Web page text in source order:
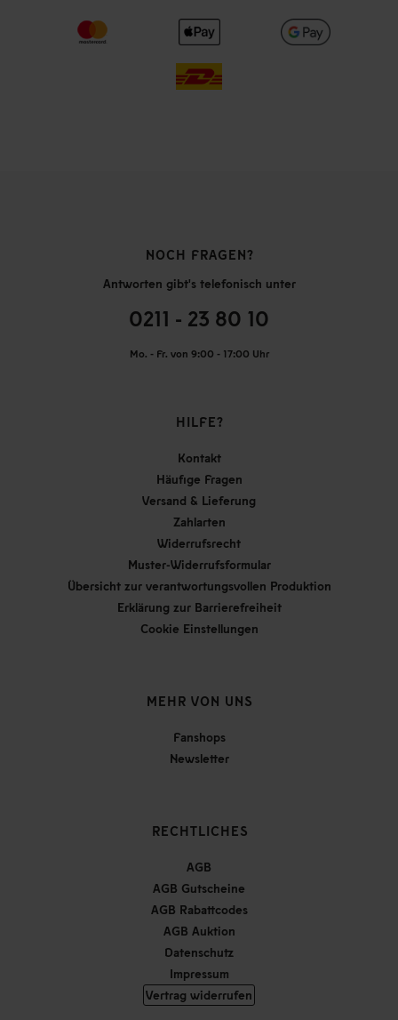
NOCH FRAGEN?
Antworten gibt's telefonisch unter
0211 - 23 80 10
Mo. - Fr. von 9:00 - 17:00 Uhr
HILFE?
Kontakt
Häufige Fragen
Versand & Lieferung
Zahlarten
Widerrufsrecht
Muster-Widerrufsformular
Übersicht zur verantwortungsvollen Produktion
Erklärung zur Barrierefreiheit
Cookie Einstellungen
MEHR VON UNS
Fanshops
Newsletter
RECHTLICHES
AGB
AGB Gutscheine
AGB Rabattcodes
AGB Auktion
Datenschutz
Impressum
Vertrag widerrufen